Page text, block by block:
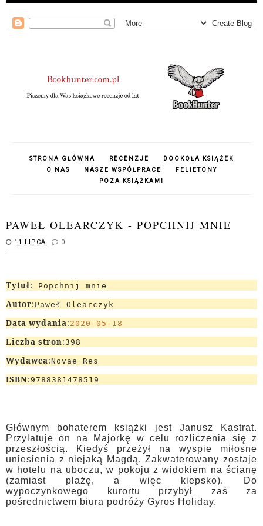
STRONA GŁÓWNA RECENZJE
DOOKOŁA KSIĄŻEK
O NAS
NASZE WSPÓŁPRACE
FELIETONY
POZA KSIĄŻKAMI
PAWEŁ OLEARCZYK - POPCHNIJ MNIE
11 LIPCA 0
Tytuł: Popchnij mnie
Autor: Paweł Olearczyk
Data wydania: 2020-05-18
Liczba stron:398
Wydawca:Novae Res
ISBN:9788381478519
Głównym bohaterem książki jest Janusz Kastrat.
Przylatuje on na Majorkę w celu rozliczenia się z
przeszłością. Kiedyś przeżył na wyspie miłosne
uniesienia z niejaką Magdą. Zakwaterowany zostaje
w hotelu na uboczu, w pokoju z widokiem na ścianę
(zamiast plażę, a więc kiepsko). Do
wypoczynkowego kurortu przybył zaś za
pośrednictwem biura podróży Gyros Holiday.